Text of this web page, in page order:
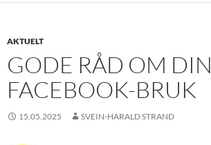
AKTUELT
GODE RÅD OM DIN
FACEBOOK-BRUK
15.05.2025 SVEIN-HARALD STRAND